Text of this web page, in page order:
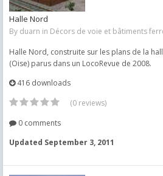
Halle Nord
By duarn in Décors de voie et bâtiments
Halle Nord, construite sur les plans de la
(Oise) parus dans un LocoRevue de 2008.
416 downloads
(0 reviews)
0 comments
Updated September 3, 2011